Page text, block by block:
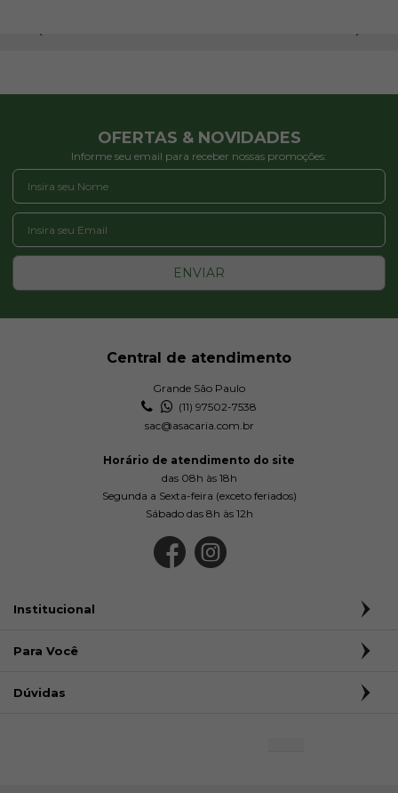
OFERTAS & NOVIDADES
Informe seu email para receber nossas promoções:
ENVIAR
Central de atendimento
Grande São Paulo
(11) 97502-7538
sac@asacaria.com.br
Horário de atendimento do site
das 08h às 18h
Segunda a Sexta-feira (exceto feriados)
Sábado das 8h às 12h
Institucional
Para Você
Dúvidas